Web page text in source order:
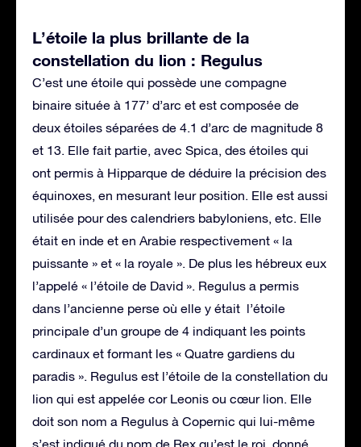
L’étoile la plus brillante de la
constellation du lion : Regulus
C’est une étoile qui possède une compagne
binaire située à 177’ d’arc et est composée de
deux étoiles séparées de 4.1 d’arc de magnitude 8
et 13. Elle fait partie, avec Spica, des étoiles qui
ont permis à Hipparque de déduire la précision des
équinoxes, en mesurant leur position. Elle est aussi
utilisée pour des calendriers babyloniens, etc. Elle
était en inde et en Arabie respectivement « la
puissante » et « la royale ». De plus les hébreux eux
l’appelé « l’étoile de David ». Regulus a permis
dans l’ancienne perse où elle y était l’étoile
principale d’un groupe de 4 indiquant les points
cardinaux et formant les « Quatre gardiens du
paradis ». Regulus est l’étoile de la constellation du
lion qui est appelée cor Leonis ou cœur lion. Elle
doit son nom a Regulus à Copernic qui lui-même
s’est indiqué du nom de Rex qu’est le roi, donné